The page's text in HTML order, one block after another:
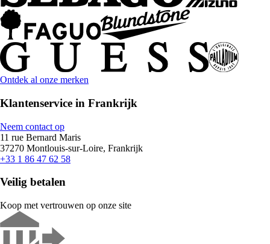
Ontdek al onze merken
Klantenservice in Frankrijk
Neem contact op
11 rue Bernard Maris
37270 Montlouis-sur-Loire, Frankrijk
+33 1 86 47 62 58
Veilig betalen
Koop met vertrouwen op onze site